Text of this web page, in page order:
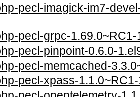
pecl-imagick-im7-
pecl-grpc-
pecl-pinpoint-0.6.0-
pecl-memcached-
pecl-xpass-